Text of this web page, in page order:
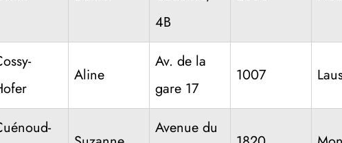
4B
Aline
Av. de la
gare 17
1007
Avenue du